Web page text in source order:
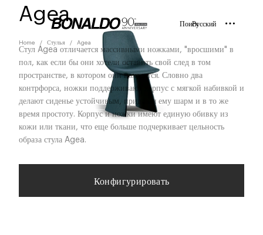
ПоискРусский
Home Стулья Agea
Agea
Стул Agea отличается массивными ножками, "вросшими" в
пол, как если бы они хотели оставить свой след в том
пространстве, в котором они находятся. Словно два
контрфорса, ножки поддерживают корпус с мягкой набивкой и
делают сиденье устойчивым, придавая ему шарм и в то же
время простоту. Корпус и ножки имеют единую обивку из
кожи или ткани, что еще больше подчеркивает цельность
образа стула Agea.
Конфигурировать